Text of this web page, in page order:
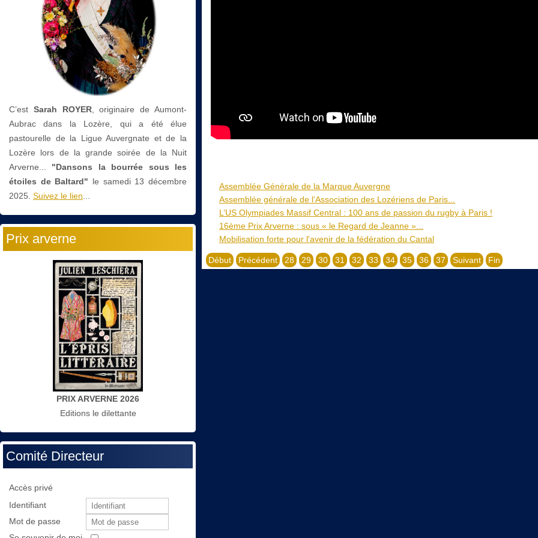
C’est Sarah ROYER, originaire de Aumont-
Aubrac dans la Lozère, qui a été élue
pastourelle de la Ligue Auvergnate et de la
Lozère lors de la grande soirée de la Nuit
Arverne...
"Dansons la bourrée sous les
étoiles de Baltard" le samedi 13 décembre
2025. Suivez le lien
Prix arverne
PRIX ARVERNE 2026
Editions le dilettante
Comité Directeur
Accès privé
Identifiant
Mot de passe
Assemblée Générale de la Marque Auvergne
Assemblée générale de l’Association des Lozériens de Paris...
L’US Olympiades Massif Central : 100 ans de passion du rugby à Paris !
16ème Prix Arverne : sous « le Regard de Jeanne »...
Mobilisation forte pour l'avenir de la fédération du Cantal
Début Précédent 28 29 30 31 32 33 34 35 36 37 Suivant Fin